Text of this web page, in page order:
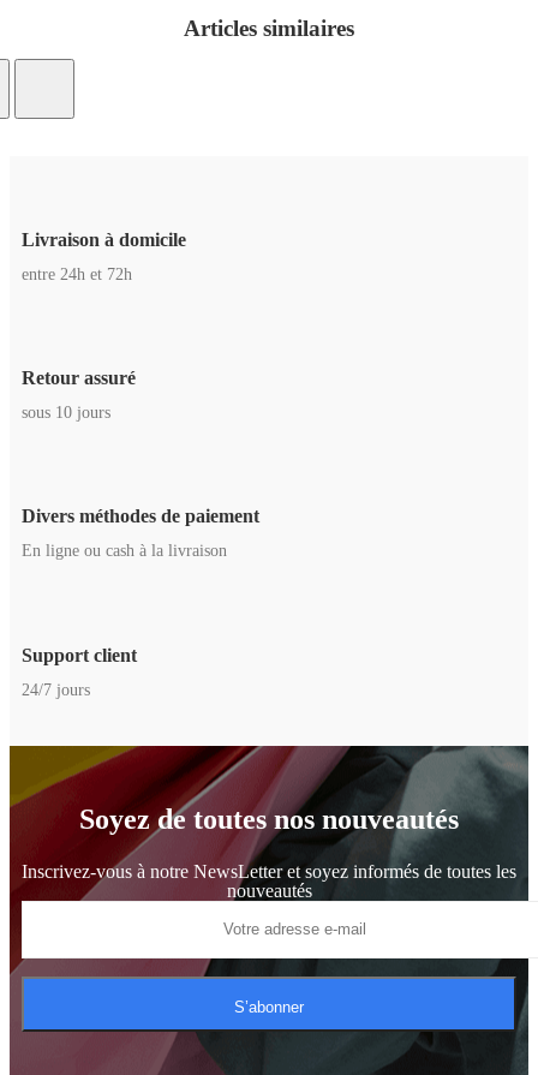
Articles similaires
Livraison à domicile
entre 24h et 72h
Retour assuré
sous 10 jours
Divers méthodes de paiement
En ligne ou cash à la livraison
Support client
24/7 jours
Soyez de toutes nos nouveautés
Inscrivez-vous à notre NewsLetter et soyez informés de toutes les
nouveautés
S’abonner